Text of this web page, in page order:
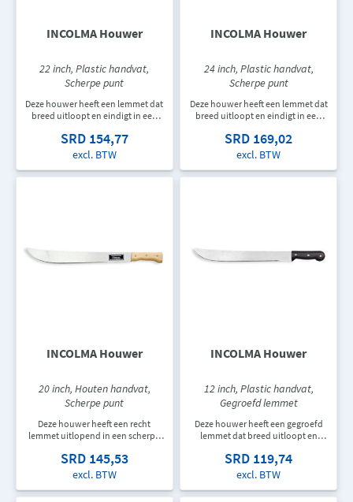
INCOLMA Houwer
22 inch, Plastic handvat,
Scherpe punt
Deze houwer heeft een lemmet dat
breed uitloopt en eindigt in een
recht zwart plastic handvat en is
559 mm lang.
SRD 154,77
excl. BTW
INCOLMA Houwer
24 inch, Plastic handvat,
Scherpe punt
Deze houwer heeft een lemmet dat
breed uitloopt en eindigt in een
recht zwart plastic handvat en is
610 mm lang.
SRD 169,02
excl. BTW
INCOLMA Houwer
20 inch, Houten handvat,
Scherpe punt
Deze houwer heeft een recht
lemmet uitlopend in een scherpe
handvat en is 508 mm lang.
SRD 145,53
excl. BTW
INCOLMA Houwer
12 inch, Plastic handvat,
Gegroefd lemmet
Deze houwer heeft een gegroefd
lemmet dat breed uitloopt en
heeft een afgerond zwart plastic
handvat en is 305 mm lang.
SRD 119,74
excl. BTW